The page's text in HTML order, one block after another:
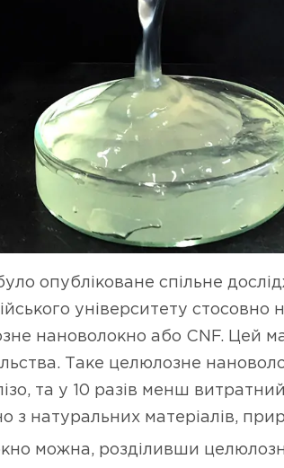
опубліковане спільне
університету стосовно
нановолокно або CNF. Цей
Таке целюлозне
та у 10 разів менш
з натуральних матеріалів,
можна, розділивши